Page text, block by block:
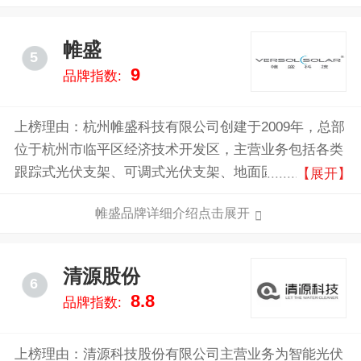
5 帷盛
品牌指数: 9
上榜理由：杭州帷盛科技有限公司创建于2009年，总部
位于杭州市临平区经济技术开发区，主营业务包括各类
跟踪式光伏支架、可调式光伏支架、地面固定式光伏支
架、光伏智能清扫、建筑支吊架和分布式电站开发等，
【展开】
帷盛品牌详细介绍点击展开
6 清源股份
品牌指数: 8.8
上榜理由：清源科技股份有限公司主营业务为智能光伏